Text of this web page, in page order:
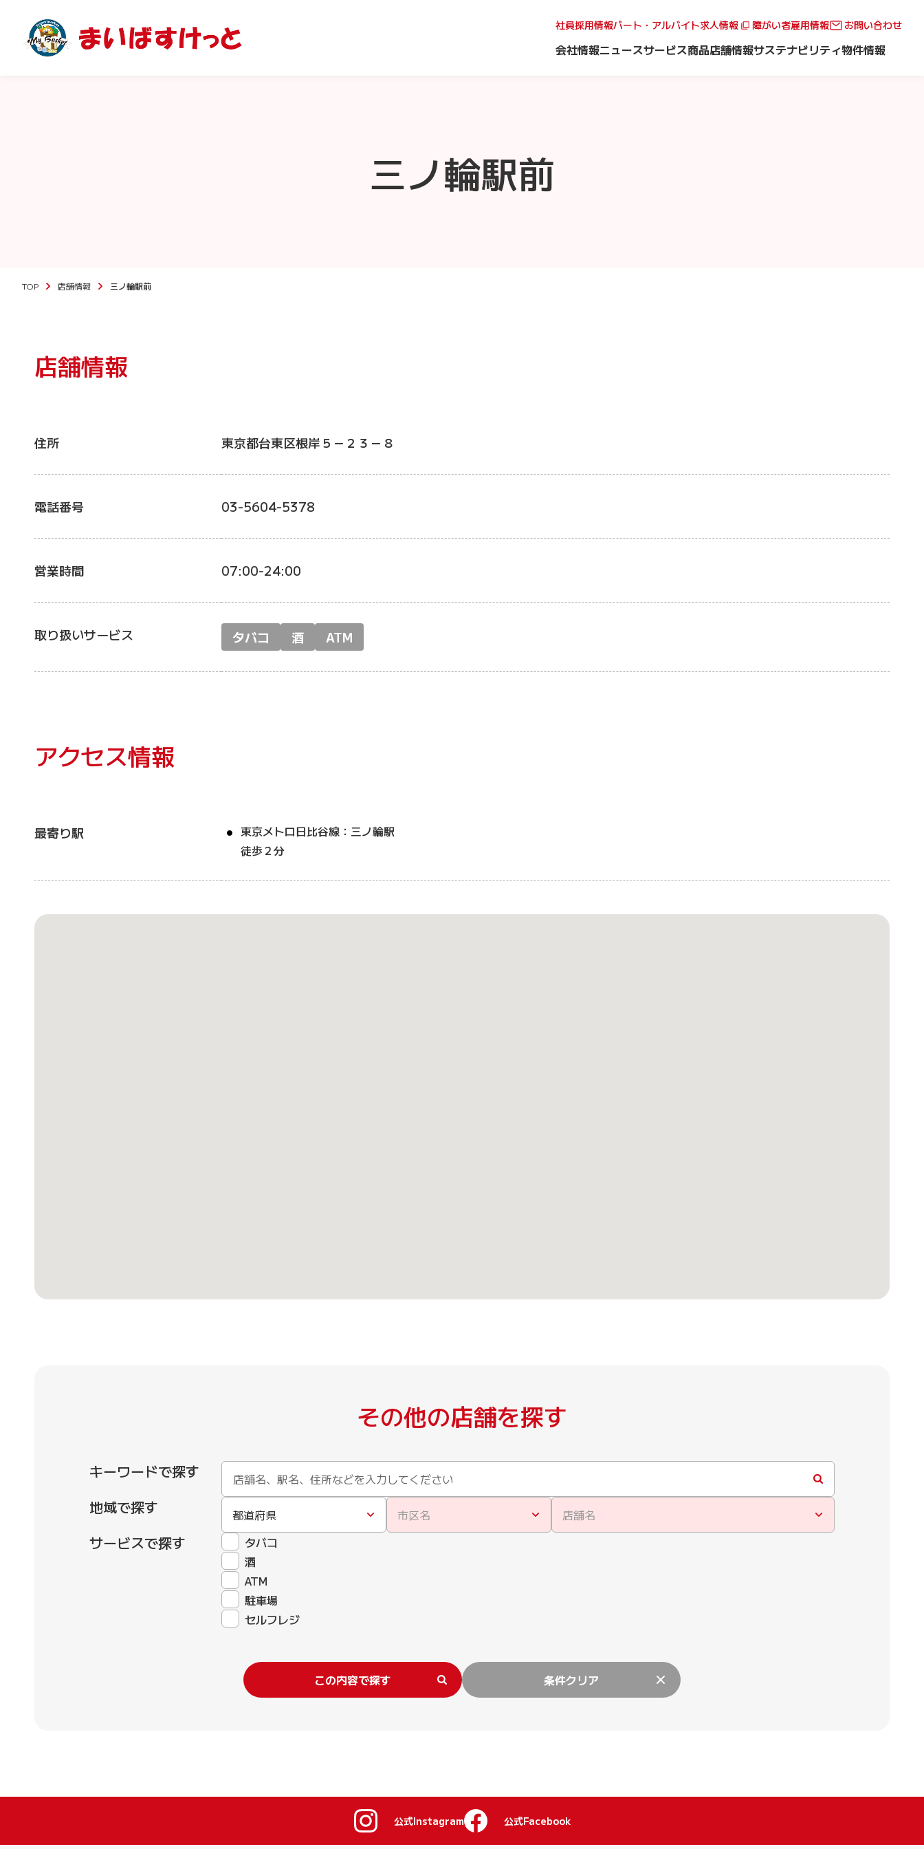
社員採用情報パート・アルバイト求人情報 障がい者雇用情報 お問い合わせ
会社情報ニュースサービス商品店舗情報サステナビリティ物件情報
三ノ輪駅前
TOP 店舗情報 三ノ輪駅前
店舗情報
住所 東京都台東区根岸５－２３－８
電話番号 03-5604-5378
営業時間 07:00-24:00
取り扱いサービス タバコ 酒 ATM
アクセス情報
最寄り駅
東京メトロ日比谷線：三ノ輪駅
徒歩２分
その他の店舗を探す
キーワードで探す
地域で探す
都道府県 市区名 店舗名
サービスで探す
タバコ
酒
ATM
駐車場
セルフレジ
この内容で探す 条件クリア
公式Instagram 公式Facebook